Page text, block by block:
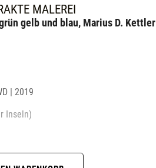
MALEREI
gelb und blau, Marius D. Kettler
| 2019
Inseln)